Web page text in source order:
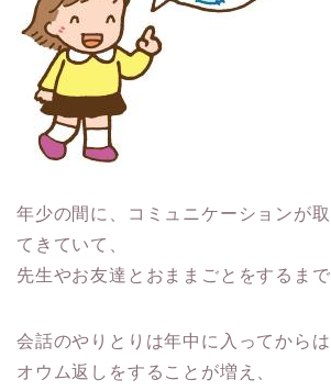
年少の間に、コミュニケーションが
てきていて、
先生やお友達とおままごとをするまで
会話のやりとりは年中に入ってからは
オウム返しをすることが増え、